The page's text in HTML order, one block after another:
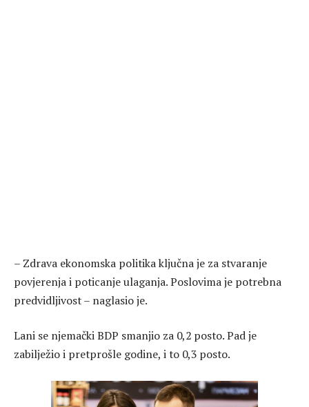
– Zdrava ekonomska politika ključna je za stvaranje
povjerenja i poticanje ulaganja. Poslovima je potrebna
predvidljivost – naglasio je.
Lani se njemački BDP smanjio za 0,2 posto. Pad je
zabilježio i pretprošle godine, i to 0,3 posto.